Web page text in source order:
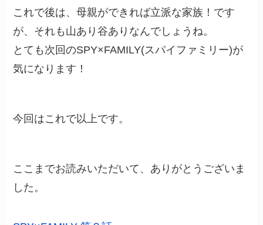
これで後は、母親ができれば立派な家族！です
が、それも山あり谷ありなんでしょうね。
とても次回のSPY×FAMILY(スパイファミリー)が
気になります！
今回はこれで以上です。
ここまでお読みいただいて、ありがとうございま
した。